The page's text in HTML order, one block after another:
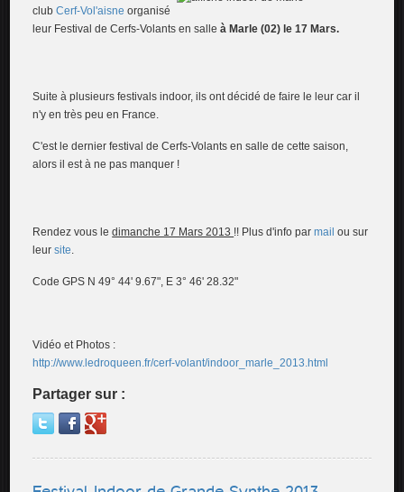
clubCerf-Vol'aisne organisé
leur Festival de Cerfs-Volants en salle à Marle (02) le 17 Mars.
Suite à plusieurs festivals indoor, ils ont décidé de faire le leur car il
n'y en très peu en France.
C'est le dernier festival de Cerfs-Volants en salle de cette saison,
alors il est à ne pas manquer !
Rendez vous ledimanche 17 Mars 2013 !! Plus d'info parmail ou sur
leursite.
Code GPS N 49° 44' 9.67", E 3° 46' 28.32"
Vidéo et Photos :
http://www.ledroqueen.fr/cerf-volant/indoor_marle_2013.html
Partager sur :